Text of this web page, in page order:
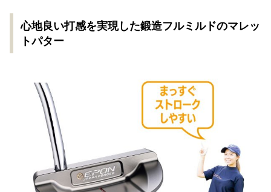
心地良い打感を実現した鍛造フルミルドのマレッ
トパター